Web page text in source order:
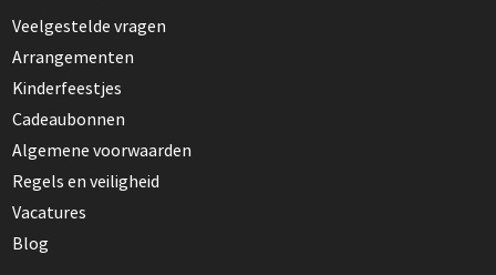
Veelgestelde vragen
Arrangementen
Kinderfeestjes
Cadeaubonnen
Algemene voorwaarden
Regels en veiligheid
Vacatures
Blog